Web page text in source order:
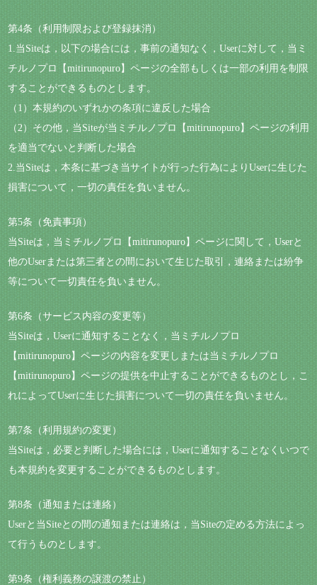
第4条（利用制限および登録抹消）
1.当Siteは，以下の場合には，事前の通知なく，Userに対して，当ミ
チルノプロ【mitirunopuro】ページの全部もしくは一部の利用を制限
することができるものとします。
（1）本規約のいずれかの条項に違反した場合
（2）その他，当Siteが当ミチルノプロ【mitirunopuro】ページの利用
を適当でないと判断した場合
2.当Siteは，本条に基づき当サイトが行った行為によりUserに生じた
損害について，一切の責任を負いません。
第5条（免責事項）
当Siteは，当ミチルノプロ【mitirunopuro】ページに関して，Userと
他のUserまたは第三者との間において生じた取引，連絡または紛争
等について一切責任を負いません。
第6条（サービス内容の変更等）
当Siteは，Userに通知することなく，当ミチルノプロ
【mitirunopuro】ページの内容を変更しまたは当ミチルノプロ
【mitirunopuro】ページの提供を中止することができるものとし，こ
れによってUserに生じた損害について一切の責任を負いません。
第7条（利用規約の変更）
当Siteは，必要と判断した場合には，Userに通知することなくいつで
も本規約を変更することができるものとします。
第8条（通知または連絡）
Userと当Siteとの間の通知または連絡は，当Siteの定める方法によっ
て行うものとします。
第9条（権利義務の譲渡の禁止）